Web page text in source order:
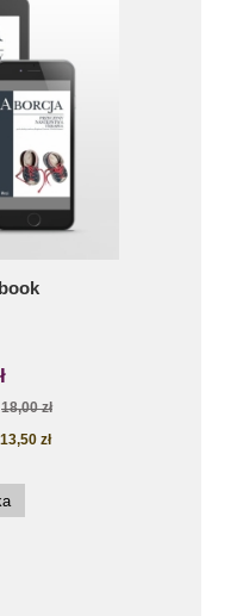
18,00 zł
13,50 zł